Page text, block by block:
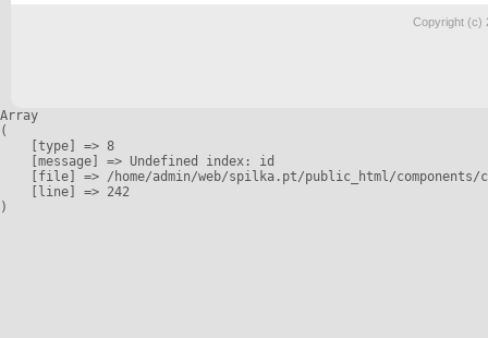
Copyright (c)
Array
(
    [type] => 8
    [message] => Undefined index: id
[file] => /home/admin/web/spilka.pt/public_html/
    [line] => 242